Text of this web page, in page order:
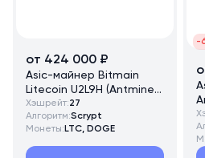
от 424 000 ₽
Asic-майнер Bitmain
Litecoin U2L9H (Antminer
L9 HYD 2U) 27 GH/s
Хэшрейт:27
Алгоритм:Scrypt
Монеты: LTC, DOGE
-